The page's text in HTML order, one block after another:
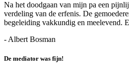
Na het doodgaan van mijn pa een
verdeling van de erfenis. De
begeleiding vakkundig en meelevend.
- Albert Bosman
De mediator was fijn!